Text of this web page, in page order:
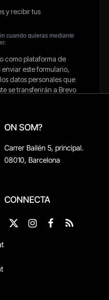
ON SOM?
Carrer Bailén 5, principal.
08010, Barcelona
CONNECTA
X
InstagramFacebook
RSS